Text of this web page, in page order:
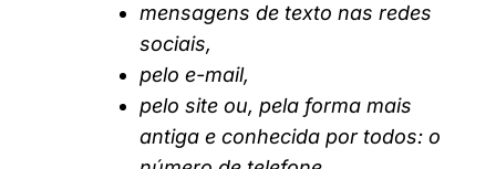
mensagens de texto nas redes
sociais,
pelo e-mail,
pelo site ou, pela forma mais
antiga e conhecida por todos: o